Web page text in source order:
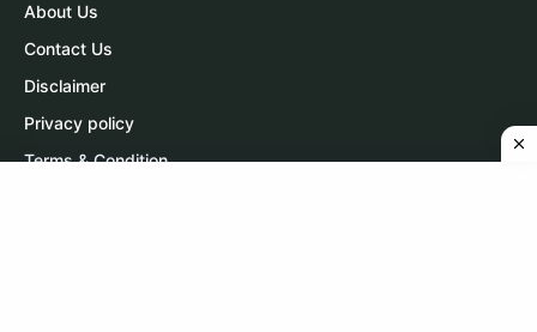
About Us
Contact Us
Disclaimer
Privacy policy
Terms & Condition